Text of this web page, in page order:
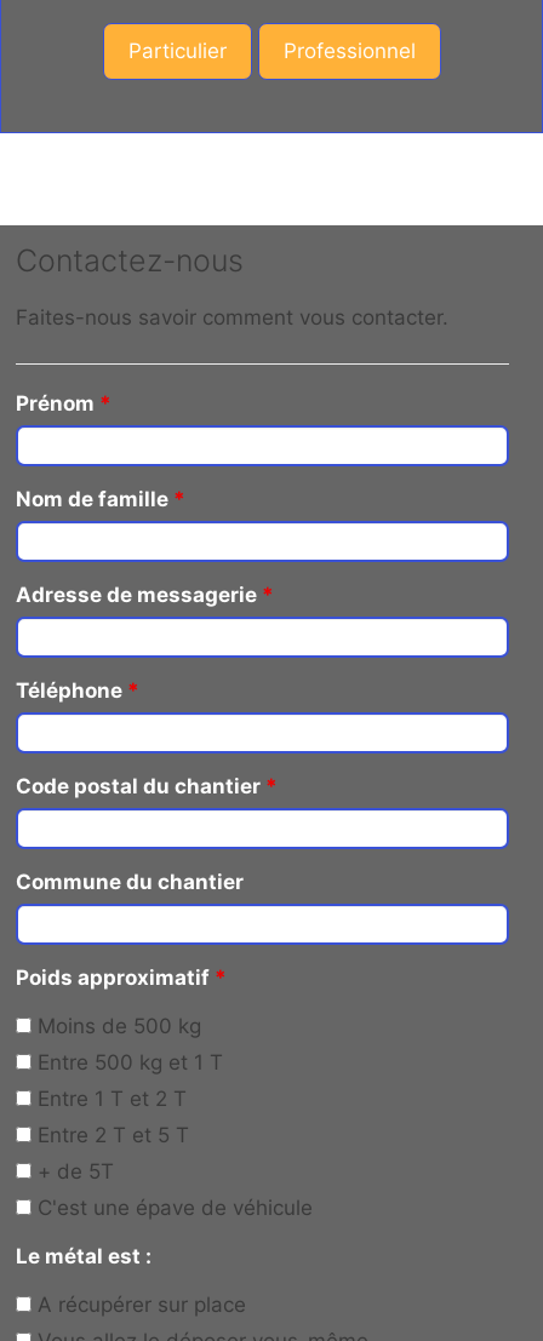
Particulier Professionnel
Contactez-nous
Faites-nous savoir comment vous contacter.
Prénom *
Nom de famille *
Adresse de messagerie *
Téléphone *
Code postal du chantier *
Commune du chantier
Poids approximatif *
Moins de 500 kg
Entre 500 kg et 1 T
Entre 1 T et 2 T
Entre 2 T et 5 T
+ de 5T
C'est une épave de véhicule
Le métal est :
A récupérer sur place